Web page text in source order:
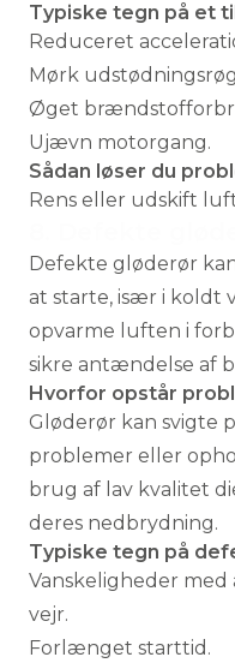
Typiske tegn på et
Reduceret
Mørk
Øget
Ujævn motorgang.
Sådan løser du
Rens eller udskift
Defekte gløderør
at starte, især i koldt
opvarme luften i
sikre antændelse af
Hvorfor opstår
Gløderør kan svigte
problemer eller
brug af lav kvalitet
deres nedbrydning.
Typiske tegn på
Vanskeligheder
vejr.
Forlænget starttid.